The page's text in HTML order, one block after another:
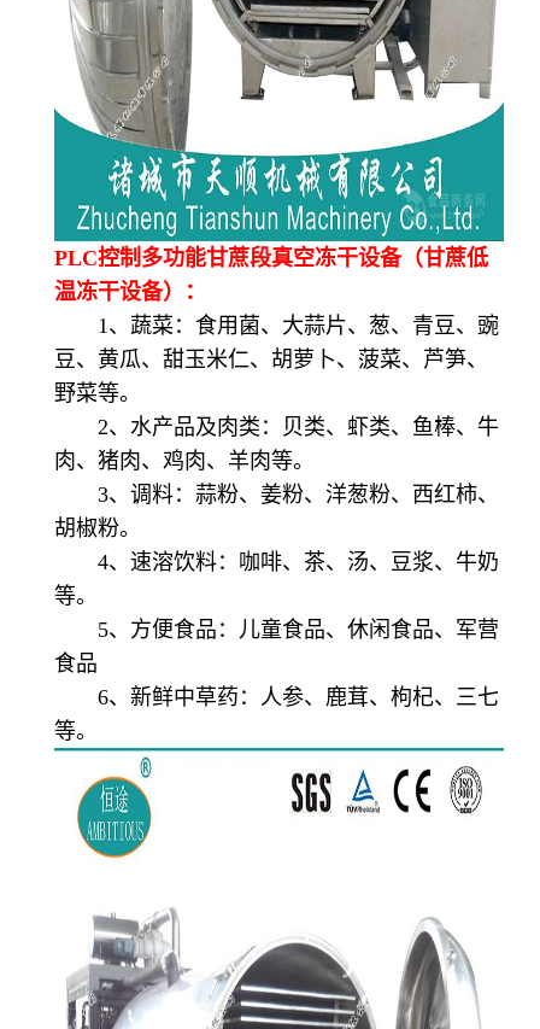
PLC控制多功能甘蔗段真空冻干设备（甘蔗低
温冻干设备）：
1、蔬菜：食用菌、大蒜片、葱、青豆、豌
豆、黄瓜、甜玉米仁、胡萝卜、菠菜、芦笋、
野菜等。
2、水产品及肉类：贝类、虾类、鱼棒、牛
肉、猪肉、鸡肉、羊肉等。
3、调料：蒜粉、姜粉、洋葱粉、西红柿、
胡椒粉。
4、速溶饮料：咖啡、茶、汤、豆浆、牛奶
等。
5、方便食品：儿童食品、休闲食品、军营
食品
6、新鲜中草药：人参、鹿茸、枸杞、三七
等。